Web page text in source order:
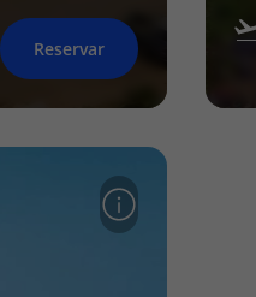
Reservar